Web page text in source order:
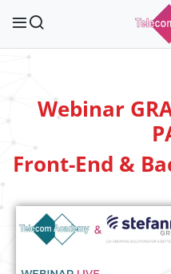
Webinar
Front-End &